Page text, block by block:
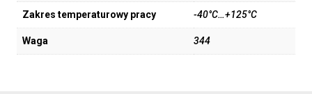
Zakres temperaturowy pracy -40°C…+125°C
Waga 344